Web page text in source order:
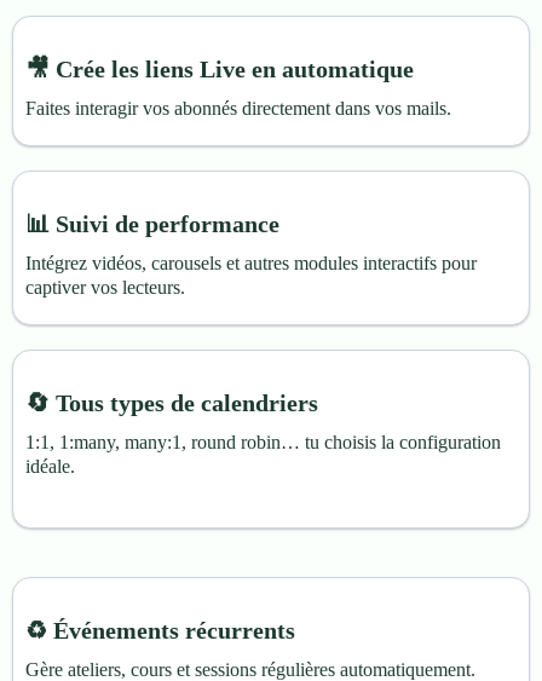
🎥 Crée les liens Live en automatique
Faites interagir vos abonnés directement dans vos mails.
📊 Suivi de performance
Intégrez vidéos, carousels et autres modules interactifs pour
captiver vos lecteurs.
🔄 Tous types de calendriers
1:1, 1:many, many:1, round robin… tu choisis la configuration
idéale.
♻️ Événements récurrents
Gère ateliers, cours et sessions régulières automatiquement.